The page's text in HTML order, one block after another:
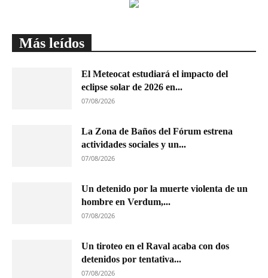
Más leídos
El Meteocat estudiará el impacto del
eclipse solar de 2026 en...
07/08/2026
La Zona de Baños del Fórum estrena
actividades sociales y un...
07/08/2026
Un detenido por la muerte violenta de un
hombre en Verdum,...
07/08/2026
Un tiroteo en el Raval acaba con dos
detenidos por tentativa...
07/08/2026